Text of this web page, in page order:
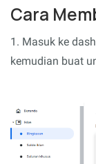
Cara
1. Masuk ke
kemudian buat